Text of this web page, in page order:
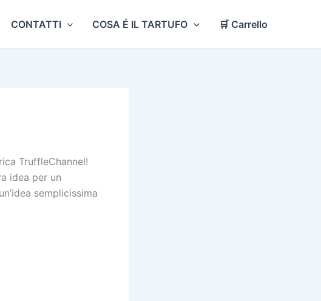
CONTATTI COSA É IL TARTUFO 🛒 Carrello
TruffleChannel!
idea per un
semplicissima